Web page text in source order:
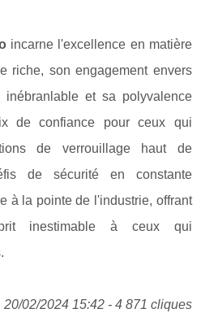
incarne l'excellence en matière
riche, son engagement envers
inébranlable et sa polyvalence
de confiance pour ceux qui
de verrouillage haut de
de sécurité en constante
à la pointe de l'industrie, offrant
inestimable à ceux qui
20/02/2024 15:42 - 4 871 cliques